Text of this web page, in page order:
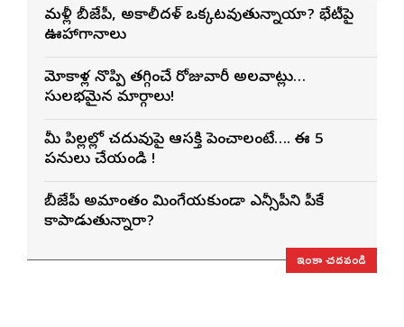
మళ్లీ బీజేపీ, అకాలీదళ్ ఒక్కటవుతున్నాయా? భేటీపై
ఊహాగానాలు
మోకాళ్ల నొప్పి తగ్గించే రోజువారీ అలవాట్లు…
సులభమైన మార్గాలు!
మీ పిల్లల్లో చదువుపై ఆసక్తి పెంచాలంటే…. ఈ 5
పనులు చేయండి !
బీజేపీ అమాంతం మింగేయకుండా ఎన్సీపీని పీకే
కాపాడుతున్నారా?
ఇంకా చదవండి